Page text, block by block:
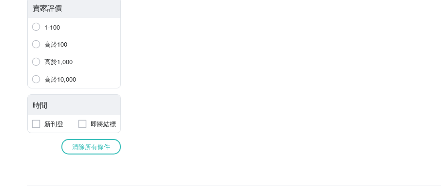
賣家評價
1-100
高於100
高於1,000
高於10,000
時間
新刊登 即將結標
清除所有條件